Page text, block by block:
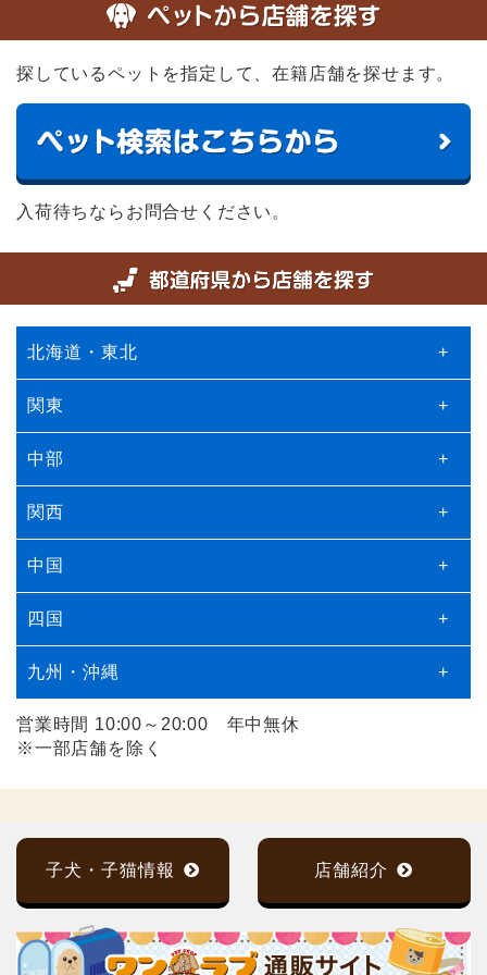
探しているペットを指定して、在籍店舗を探せます。
入荷待ちならお問合せください。
北海道・東北 +
関東 +
中部 +
関西 +
中国 +
四国 +
九州・沖縄 +
営業時間 10:00～20:00 年中無休
※一部店舗を除く
子犬・子猫情報 店舗紹介